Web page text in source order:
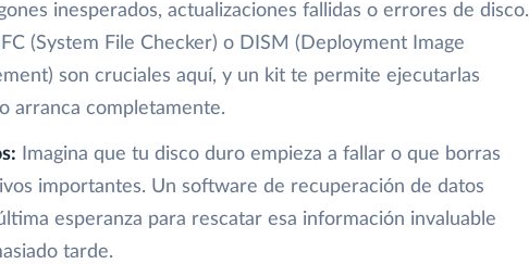
inesperados, actualizaciones fallidas o errores de disco.
(System File Checker) o DISM (Deployment Image
son cruciales aquí, y un kit te permite ejecutarlas
arranca completamente.
Imagina que tu disco duro empieza a fallar o que borras
importantes. Un software de recuperación de datos
esperanza para rescatar esa información invaluable
tarde.